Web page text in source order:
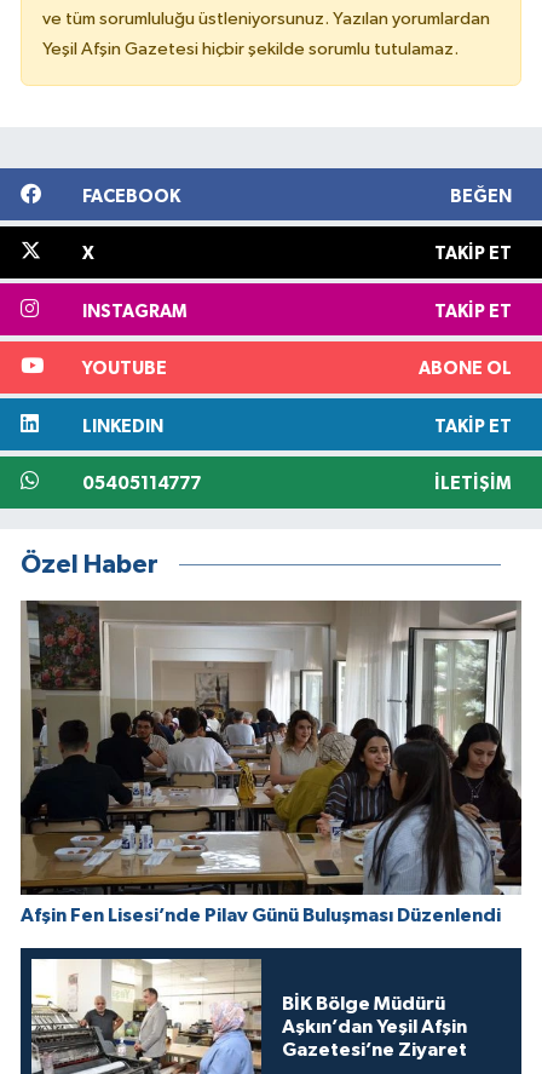
ve tüm sorumluluğu üstleniyorsunuz. Yazılan yorumlardan
Yeşil Afşin Gazetesi hiçbir şekilde sorumlu tutulamaz.
FACEBOOK BEĞEN
X TAKIP ET
INSTAGRAM TAKIP ET
YOUTUBE ABONE OL
LINKEDIN TAKIP ET
05405114777 İLETIŞIM
Özel Haber
Afşin Fen Lisesi’nde Pilav Günü Buluşması Düzenlendi
BİK Bölge Müdürü
Aşkın’dan Yeşil Afşin
Gazetesi’ne Ziyaret